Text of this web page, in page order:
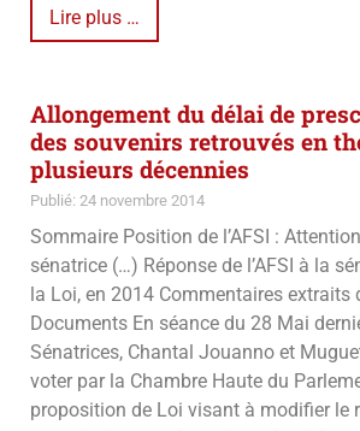
Lire plus …
Allongement du délai de
des souvenirs retrouvés en
plusieurs décennies
Publié: 24 novembre 2014
Sommaire Position de l’AFSI :
sénatrice (…) Réponse de l’AFSI à la
la Loi, en 2014 Commentaires extraits
Documents En séance du 28 Mai
Sénatrices, Chantal Jouanno et
voter par la Chambre Haute du
proposition de Loi visant à modifier le